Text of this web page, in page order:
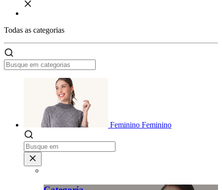
Todas as categorias
Feminino Feminino